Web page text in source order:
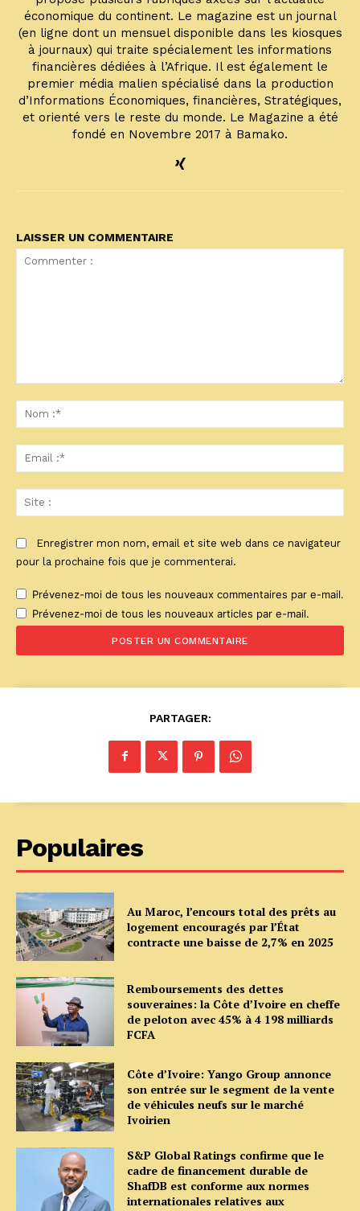
économique du continent. Le magazine est un journal
(en ligne dont un mensuel disponible dans les kiosques
à journaux) qui traite spécialement les informations
financières dédiées à l’Afrique. Il est également le
premier média malien spécialisé dans la production
d’Informations Économiques, financières, Stratégiques,
et orienté vers le reste du monde. Le Magazine a été
fondé en Novembre 2017 à Bamako.
LAISSER UN COMMENTAIRE
:*
:*
:
Enregistrer mon nom, email et site web dans ce navigateur
pour la prochaine fois que je commenterai.
Prévenez-moi de tous les nouveaux commentaires par e-mail.
Prévenez-moi de tous les nouveaux articles par e-mail.
PARTAGER:
Populaires
Au Maroc, l’encours total des prêts au
logement encouragés par l’État
contracte une baisse de 2,7% en 2025
Remboursements des dettes
souveraines: la Côte d’Ivoire en cheffe
de peloton avec 45% à 4 198 milliards
FCFA
Côte d’Ivoire: Yango Group annonce
son entrée sur le segment de la vente
de véhicules neufs sur le marché
Ivoirien
S&P Global Ratings confirme que le
cadre de financement durable de
ShafDB est conforme aux normes
internationales relatives aux